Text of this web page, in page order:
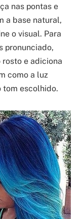
nas pontas e
a base natural,
o visual. Para
pronunciado,
e adiciona
como a luz
tom escolhido.